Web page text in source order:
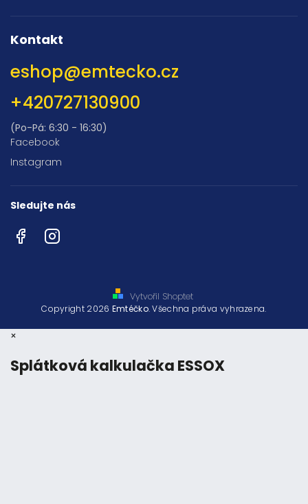
Kontakt
eshop@emtecko.cz
+420727130900
(Po-Pá: 6:30 - 16:30)
Facebook
Instagram
Sledujte nás
FacebookInstagram
Vytvořil Shoptet
Copyright 2026 Emtéčko. Všechna práva vyhrazena.
×
Splátková kalkulačka ESSOX